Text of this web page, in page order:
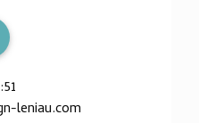
leniau.com